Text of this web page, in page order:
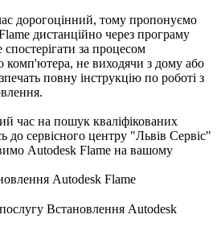
дорогоцінний, тому пропонуємо
дистанційно через програму
за процесом
комп'ютера, не виходячи з дому або
повну інструкцію по роботі з
час на пошук кваліфікованих
до сервісного центру "Львів Сервіс"
Autodesk Flame на вашому
Autodesk Flame
послугу Встановлення Autodesk